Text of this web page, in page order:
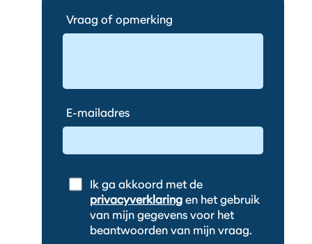
Vraag of opmerking
E-mailadres
Ik ga akkoord met de
privacyverklaringen het gebruik
van mijn gegevens voor het
beantwoorden van mijn vraag.